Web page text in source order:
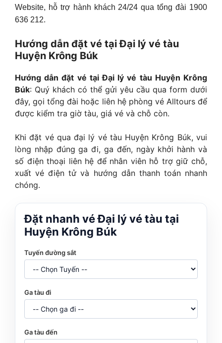
Website, hỗ trợ hành khách 24/24 qua tổng đài 1900
636 212.
Hướng dẫn đặt vé tại Đại lý vé tàu
Huyện Krông Búk
Hướng dẫn đặt vé tại Đại lý vé tàu Huyện Krông
Búk: Quý khách có thể gửi yêu cầu qua form dưới
đây, gọi tổng đài hoặc liên hệ phòng vé Alltours để
được kiểm tra giờ tàu, giá vé và chỗ còn.
Khi đặt vé qua đại lý vé tàu Huyện Krông Búk, vui
lòng nhập đúng ga đi, ga đến, ngày khởi hành và
số điện thoại liên hệ để nhân viên hỗ trợ giữ chỗ,
xuất vé điện tử và hướng dẫn thanh toán nhanh
chóng.
Đặt nhanh vé Đại lý vé tàu tại
Huyện Krông Búk
Tuyến đường sắt
Ga tàu đi
Ga tàu đến